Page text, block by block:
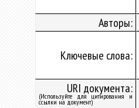
Авторы:
Ключевые слова:
URI документа:
(Используйте для цитирования и
ссылки на документ)